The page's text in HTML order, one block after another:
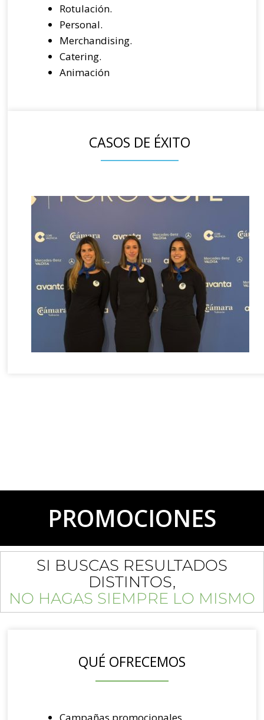
Rotulación.
Personal.
Merchandising.
Catering.
Animación
CASOS DE ÉXITO
PROMOCIONES
SI BUSCAS RESULTADOS
DISTINTOS,
NO HAGAS SIEMPRE LO MISMO
QUÉ OFRECEMOS
Campañas promocionales.